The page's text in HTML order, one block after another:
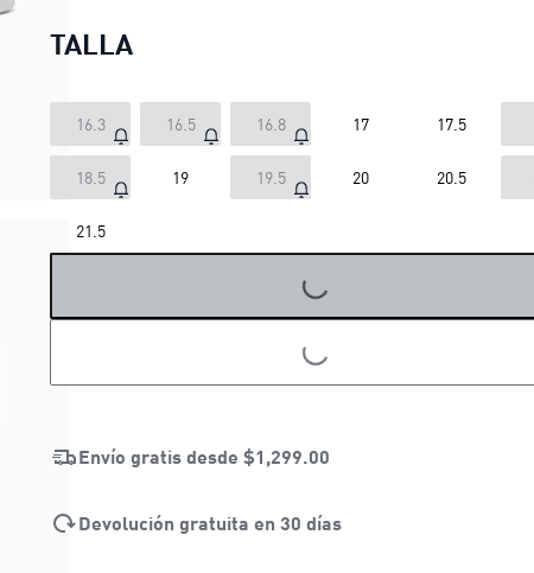
TALLA
16.3 16.5 16.8 17 17.5
18.5 19 19.5 20 20.5
21.5
LOADING...
LOADING...
Envío gratis desde $1,299.00
Devolución gratuita en 30 días